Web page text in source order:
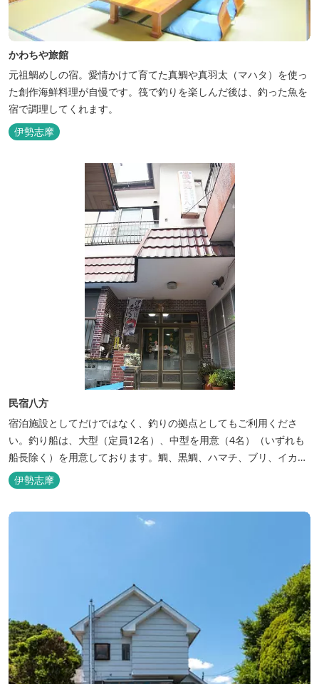
かわちや旅館
元祖鯛めしの宿。愛情かけて育てた真鯛や真羽太（マハタ）を使っ
た創作海鮮料理が自慢です。筏で釣りを楽しんだ後は、釣った魚を
宿で調理してくれます。
伊勢志摩
民宿八方
宿泊施設としてだけではなく、釣りの拠点としてもご利用くださ
い。釣り船は、大型（定員12名）、中型を用意（4名）（いずれも
船長除く）を用意しております。鯛、黒鯛、ハマチ、ブリ、イカ
等、お客様のご要望に合わせた漁場にご案内いたします。当店か
ら、徒歩2分です。
伊勢志摩